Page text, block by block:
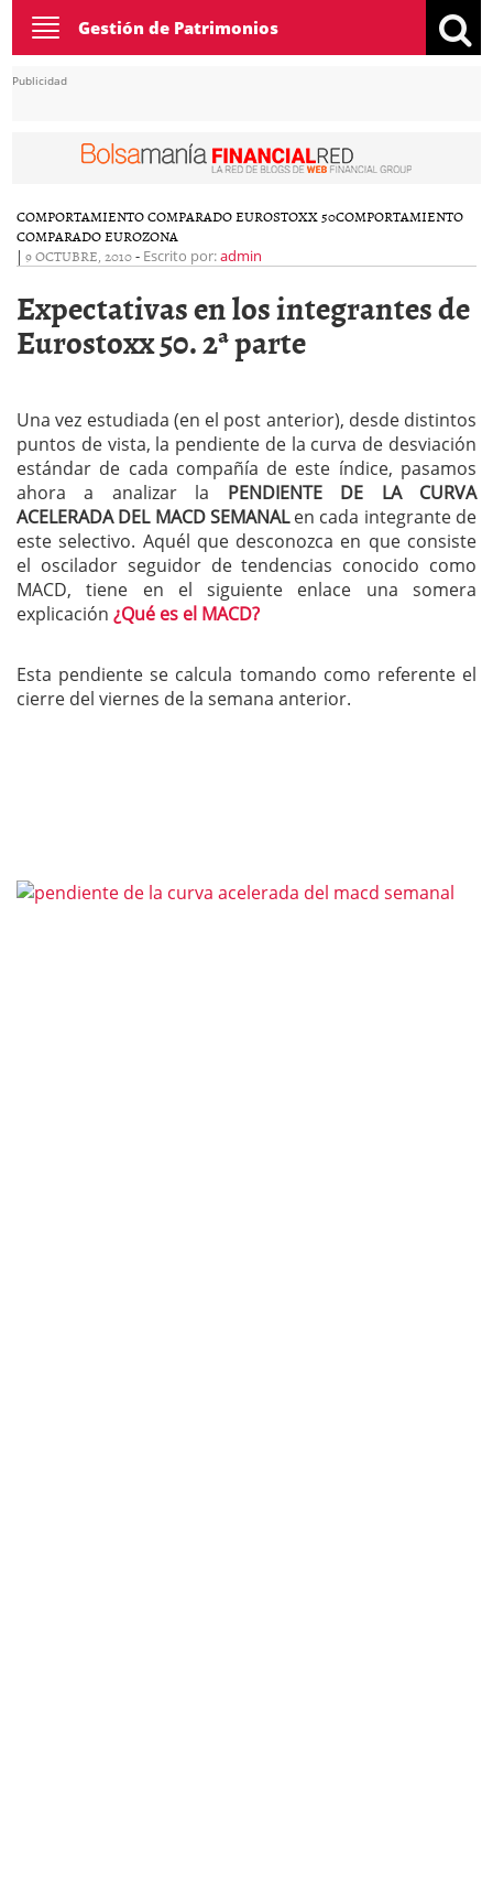
Toggle
navigation
Gestión de Patrimonios
Publicidad
COMPORTAMIENTO COMPARADO EUROSTOXX 50COMPORTAMIENTO
COMPARADO EUROZONA
| 9 OCTUBRE, 2010- Escrito por:admin
Expectativas en los integrantes de
Eurostoxx 50. 2ª parte
Una vez estudiada (en el post anterior), desde distintos
puntos de vista, la pendiente de la curva de desviación
estándar de cada compañía de este índice, pasamos
ahora a analizar la PENDIENTE DE LA CURVA
ACELERADA DEL MACD SEMANALen cada integrante de
este selectivo. Aquél que desconozca en que consiste
el oscilador seguidor de tendencias conocido como
MACD, tiene en el siguiente enlace una somera
explicación ¿Qué es el MACD?
Esta pendiente se calcula tomando como referente el
cierre del viernes de la semana anterior.